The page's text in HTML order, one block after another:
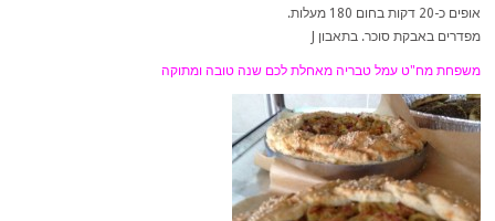
אופים כ-20 דקות בחום 180 מעלות.
מפדרים באבקת סוכר. בתאבון J
משפחת מח"ט עמל טבריה מאחלת לכם שנה טובה ומתוקה